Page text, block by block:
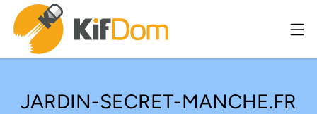
JARDIN-SECRET-MANCHE.FR